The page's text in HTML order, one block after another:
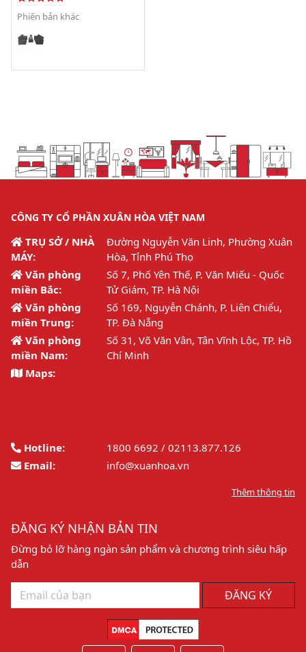
Phiên bản khác
CÔNG TY CỔ PHẦN XUÂN HÒA VIỆT NAM
TRỤ SỞ / NHÀ
MÁY:
Đường Nguyễn Văn Linh, Phường Xuân
Hòa, Tỉnh Phú Thọ
Văn phòng
miền Bắc:
Số 7, Phố Yên Thế, P. Văn Miếu - Quốc
Tử Giám, TP. Hà Nội
Văn phòng
miền Trung:
Số 169, Nguyễn Chánh, P. Liên Chiểu,
TP. Đà Nẵng
Văn phòng
miền Nam:
Số 31, Võ Văn Vân, Tân Vĩnh Lộc, TP. Hồ
Chí Minh
Maps:
Hotline:
1800 6692 / 02113.877.126
Email:
info@xuanhoa.vn
Thêm thông tin
ĐĂNG KÝ NHẬN BẢN TIN
Đừng bỏ lỡ hàng ngàn sản phẩm và chương trình siêu hấp
dẫn
ĐĂNG KÝ